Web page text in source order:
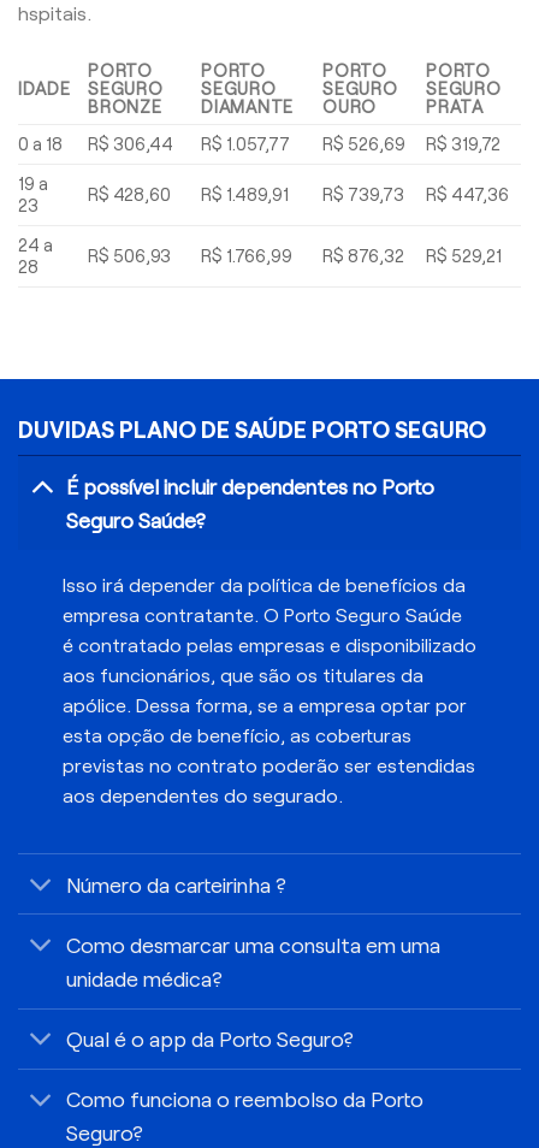
hspitais.
IDADE
PORTO
SEGURO
BRONZE
PORTO
SEGURO
DIAMANTE
PORTO
SEGURO
OURO
PORTO
SEGURO
PRATA
0 a 18
R$ 306,44 R$ 1.057,77 R$ 526,69
R$ 319,72
19 a
23
R$ 428,60 R$ 1.489,91 R$ 739,73 R$ 447,36
24 a
28
R$ 506,93 R$ 1.766,99 R$ 876,32 R$ 529,21
DUVIDAS PLANO DE SAÚDE PORTO SEGURO
É possível incluir dependentes no Porto
Seguro Saúde?
Isso irá depender da política de benefícios da
empresa contratante. O Porto Seguro Saúde
é contratado pelas empresas e disponibilizado
aos funcionários, que são os titulares da
apólice. Dessa forma, se a empresa optar por
esta opção de benefício, as coberturas
previstas no contrato poderão ser estendidas
aos dependentes do segurado.
Número da carteirinha ?
Como desmarcar uma consulta em uma
unidade médica?
Qual é o app da Porto Seguro?
Como funciona o reembolso da Porto
Seguro?